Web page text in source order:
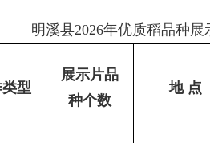
明溪县2026年优质稻品种展
型
展示片品
种个数
地 点